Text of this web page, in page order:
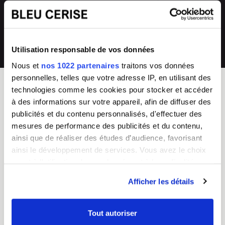
Utilisation responsable de vos données
Nous et nos 1022 partenaires traitons vos données
personnelles, telles que votre adresse IP, en utilisant des
technologies comme les cookies pour stocker et accéder
à des informations sur votre appareil, afin de diffuser des
publicités et du contenu personnalisés, d'effectuer des
mesures de performance des publicités et du contenu,
ainsi que de réaliser des études d’audience, favorisant
ainsi le développement de services. Vous avez le choix
tout moment en consultant la Déclaration relative aux
cookies ou en cliquant sur l'icône de confidentialité.
Afficher les détails
Tout autoriser
notre SAV 04 66 35 94 97
💰
Prix imbattables
les moins chers en France
BLEU CERISE
Enseigne Française
Service Client
Guides d'achat & FAQ
Du lundi au vendredi
8h - 17h
Sac Femme
Sac Homme
Junior/Enfant
Choisir un cadenas TSA